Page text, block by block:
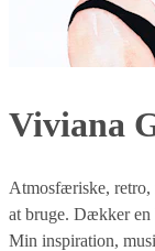
Viviana
Atmosfæriske, retro,
at bruge. Dækker en
Min inspiration,